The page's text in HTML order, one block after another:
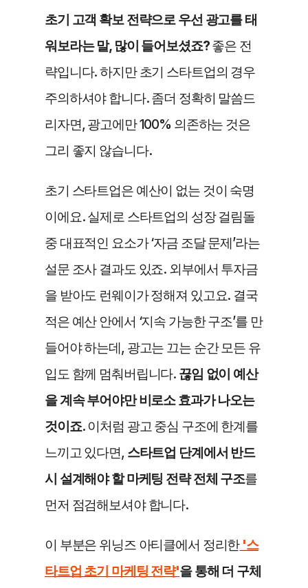
초기 고객 확보 전략으로 우선 광고를 태
워보라는 말, 많이 들어보셨죠? 좋은 전
략입니다. 하지만 초기 스타트업의 경우
주의하셔야 합니다. 좀더 정확히 말씀드
리자면, 광고에만 100% 의존하는 것은
그리 좋지 않습니다.
초기 스타트업은 예산이 없는 것이 숙명
이에요. 실제로 스타트업의 성장 걸림돌
중 대표적인 요소가 ‘자금 조달 문제’라는
설문 조사 결과도 있죠. 외부에서 투자금
을 받아도 런웨이가 정해져 있고요. 결국
적은 예산 안에서 ‘지속 가능한 구조’를 만
들어야 하는데, 광고는 끄는 순간 모든 유
입도 함께 멈춰버립니다. 끊임 없이 예산
을 계속 부어야만 비로소 효과가 나오는
것이죠. 이처럼 광고 중심 구조에 한계를
느끼고 있다면, 스타트업 단계에서 반드
시 설계해야 할 마케팅 전략 전체 구조를
먼저 점검해보셔야 합니다.
이 부분은 위닝즈 아티클에서 정리한 '스
타트업 초기 마케팅 전략'을 통해 더 구체